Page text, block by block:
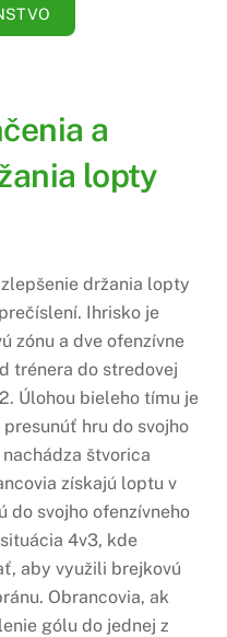
a
lopty
držania lopty
Ihrisko je
zónu a dve ofenzívne
trénera do stredovej
Úlohou bieleho tímu je
hru do svojho
štvorica
získajú loptu v
do svojho ofenzívneho
4v3, kde
aby využili brejkovú
Obrancovia, ak
gólu do jednej z